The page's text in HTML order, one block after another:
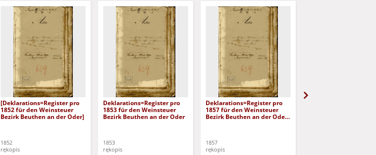
[Deklarations=Register pro
1852 für den Weinsteuer
Bezirk Beuthen an der Oder]
1852
rękopis
Deklarations=Register pro
1853 für den Weinsteuer
Bezirk Beuthen an der Oder
1853
rękopis
Deklarations=Register pro
1857 für den Weinsteuer
Bezirk Beuthen an der Oder:
1857
rękopis